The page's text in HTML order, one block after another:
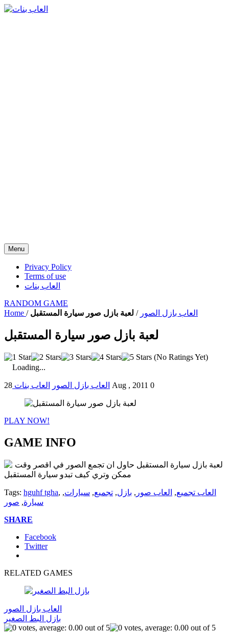
Menu
Privacy Policy
Terms of use
العاب بنات
RANDOM GAME
Home / العاب بازل الصور / لعبة بازل صور سيارة المستقبل
لعبة بازل صور سيارة المستقبل
(No Ratings Yet)
Loading...
العاب بازل الصور العاب بنات 28 Aug , 2011 0
PLAY NOW!
GAME INFO
لعبة بازل سيارة المستقبل حاول ان تجمع الصور في اقصر وقت
ممكن وتري كيف تبدو سيارة المستقبل
Tags: hguhf tgha, العاب تجميع, العاب صور , بازل, تجميع, سيارات,
سيارة, صور
SHARE
Facebook
Twitter
RELATED GAMES
العاب بازل الصور
بازل البط الصغير